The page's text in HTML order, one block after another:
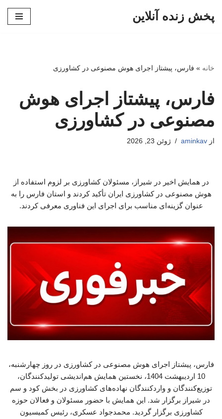
پخش زنده آنلاین
خانه » فارس، پیشتاز اجرای هوش مصنوعی در کشاورزی
فارس، پیشتاز اجرای هوش
مصنوعی در کشاورزی
از aminkav ژوئن 23, 2026
در همایش اخیر در شیراز، مسئولان کشاورزی بر لزوم استفاده از
هوش مصنوعی در کشاورزی ایران تأکید کردند و استان فارس را به
عنوان گزینه‌ای مناسب برای اجرای این فناوری معرفی کردند.
فارس، پیشتاز اجرای هوش مصنوعی در کشاورزی در روز چهارشنبه،
10 اردیبهشت 1404، نخستین همایش هم‌اندیشی تولیدکنندگان،
توزیع‌کنندگان و واردکنندگان نهاده‌های کشاورزی در بخش کود و سم
در شیراز برگزار شد. این همایش با حضور مسئولان و فعالان حوزه
کشاورزی برگزار گردید. محمدجواد عسکری، رئیس کمیسیون